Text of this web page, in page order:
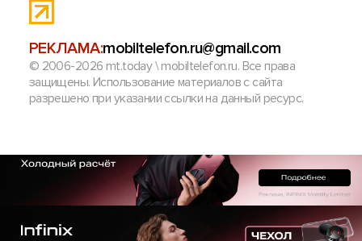
РЕКЛАМА:mobiltelefon.ru@gmail.com
© 2006-2026 mt.today \ mobiltelefon.ru. Все права
защищены. Использование материалов с сайта
разрешено при указании ссылки на данный ресурс.